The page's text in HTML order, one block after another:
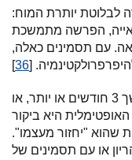
לבלוטת יותרת המוח:
הפרשה מתמשכת
עם תסמינים כאלה,
[
36
]
אם המחזור החודשי שלך הוחמר במשך 3 חודשים או יותר, או
היא ביקור
שהוא "יחזור מעצמו".
או עם תסמינים של